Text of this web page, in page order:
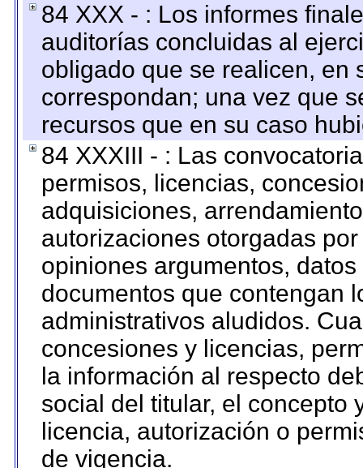
84 XXX - : Los informes
auditorías concluidas al
obligado que se realicen, en
correspondan; una vez que
recursos que en su caso
84 XXXIII - : Las
permisos, licencias,
adquisiciones,
autorizaciones otorgadas
opiniones argumentos,
documentos que contengan
administrativos aludidos.
concesiones y licencias,
la información al respecto
social del titular, el concepto
licencia, autorización o
de vigencia.